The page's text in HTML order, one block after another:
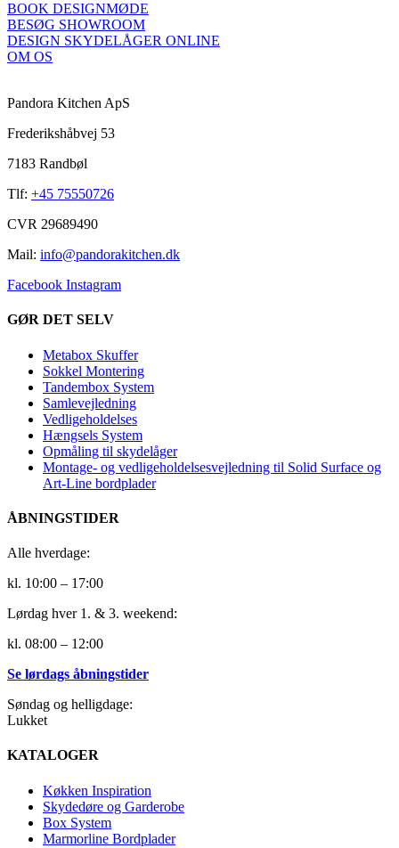
BOOK DESIGNMØDE
BESØG SHOWROOM
DESIGN SKYDELÅGER ONLINE
OM OS
Pandora Kitchen ApS
Frederikshåbvej 53
7183 Randbøl
Tlf: +45 75550726
CVR 29689490
Mail: info@pandorakitchen.dk
Facebook Instagram
GØR DET SELV
Metabox Skuffer
Sokkel Montering
Tandembox System
Samlevejledning
Vedligeholdelses
Hængsels System
Opmåling til skydelåger
Montage- og vedligeholdelsesvejledning til Solid Surface og
Art-Line bordplader
ÅBNINGSTIDER
Alle hverdage:
kl. 10:00 – 17:00
Lørdag hver 1. & 3. weekend:
kl. 08:00 – 12:00
Se lørdags åbningstider
Søndag og helligdage:
Lukket
KATALOGER
Køkken Inspiration
Skydedøre og Garderobe
Box System
Marmorline Bordplader